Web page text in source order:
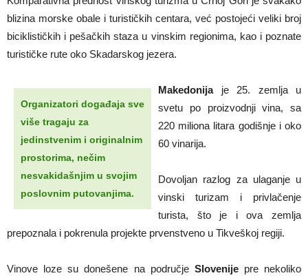
blizina morske obale i turističkih centara, već postojeći veliki broj
biciklističkih i pešačkih staza u vinskim regionima, kao i poznate
turističke rute oko Skadarskog jezera.
Organizatori događaja sve
više tragaju za
jedinstvenim i originalnim
prostorima, nečim
nesvakidašnjim u svojim
poslovnim putovanjima.
Makedonijaje 25. zemlja u
svetu po proizvodnji vina, sa
220 miliona litara godišnje i oko
60 vinarija.
Dovoljan razlog za ulaganje u
vinski turizam i privlačenje
turista, što je i ova zemlja
prepoznala i pokrenula projekte prvenstveno u Tikveškoj regiji.
Vinove loze su donešene na područje Slovenijepre nekoliko